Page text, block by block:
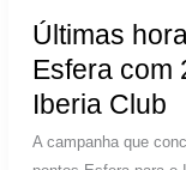
Últimas
Esfera com
Iberia Club
A campanha que